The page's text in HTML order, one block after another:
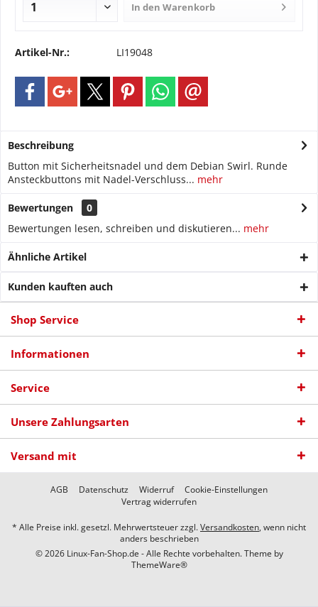
In den Warenkorb
Artikel-Nr.: LI19048
Beschreibung
Button mit Sicherheitsnadel und dem Debian Swirl. Runde
Ansteckbuttons mit Nadel-Verschluss... mehr
Bewertungen
0
Bewertungen lesen, schreiben und diskutieren... mehr
Ähnliche Artikel
Kunden kauften auch
Shop Service
Informationen
Service
Unsere Zahlungsarten
Versand mit
AGB Datenschutz Widerruf
Cookie-Einstellungen
Vertrag widerrufen
* Alle Preise inkl. gesetzl. Mehrwertsteuer zzgl.Versandkosten, wenn nicht
anders beschrieben
© 2026 Linux-Fan-Shop.de - Alle Rechte vorbehalten. Theme by
ThemeWare®